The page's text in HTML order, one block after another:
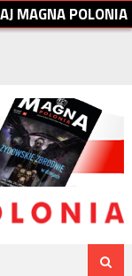
AJMAGNAPOLONIA